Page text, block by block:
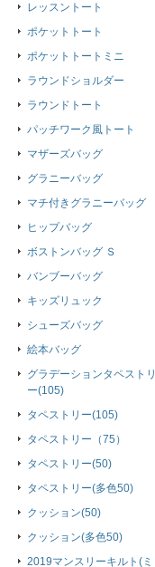
レッスントート
ポケットトート
ポケットトートミニ
ラウンドショルダー
ラウンドトート
パッチワーク風トート
マザーズバッグ
グラニーバッグ
マチ付きグラニーバッグ
ヒップバッグ
ボストンバッグ Ｓ
バンブーバッグ
キッズリュック
シューズバッグ
絵本バッグ
グラデーションタペストリ
ー(105)
タペストリー(105)
タペストリー（75）
タペストリー(50)
タペストリー(多色50)
クッション(50)
クッション(多色50)
2019マンスリーキルト(ミ